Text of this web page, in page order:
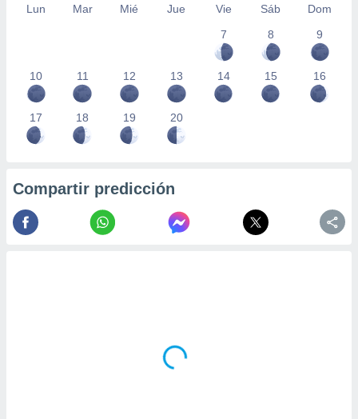
Lun Mar Mié Jue Vie Sáb
Dom
7
8 9
10 11 12 13 14 15 16
17 18 19 20
Compartir predicción